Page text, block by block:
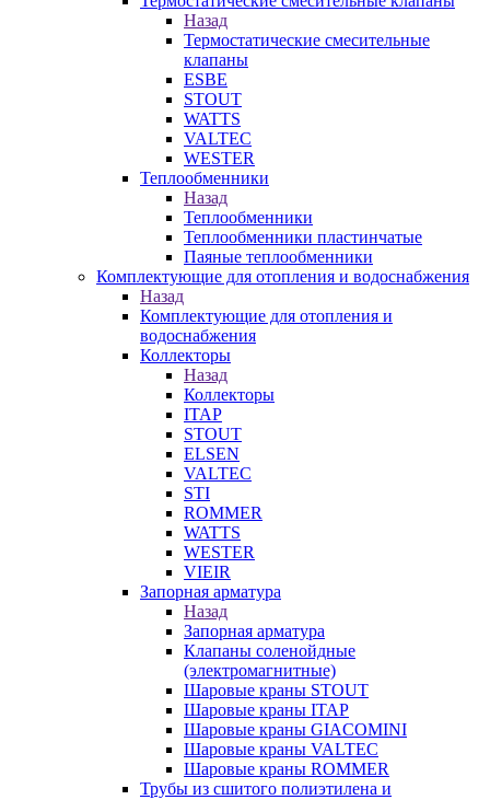
Назад
Термостатические смесительные
клапаны
ESBE
STOUT
WATTS
VALTEC
WESTER
Теплообменники
Назад
Теплообменники
Теплообменники пластинчатые
Паяные теплообменники
Комплектующие для отопления и водоснабжения
Назад
Комплектующие для отопления и
водоснабжения
Коллекторы
Назад
Коллекторы
ITAP
STOUT
ELSEN
VALTEC
STI
ROMMER
WATTS
WESTER
VIEIR
Запорная арматура
Назад
Запорная арматура
Клапаны соленойдные
(электромагнитные)
Шаровые краны STOUT
Шаровые краны ITAP
Шаровые краны GIACOMINI
Шаровые краны VALTEC
Шаровые краны ROMMER
Трубы из сшитого полиэтилена и